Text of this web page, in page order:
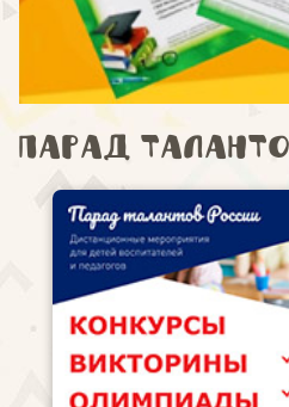
Парад